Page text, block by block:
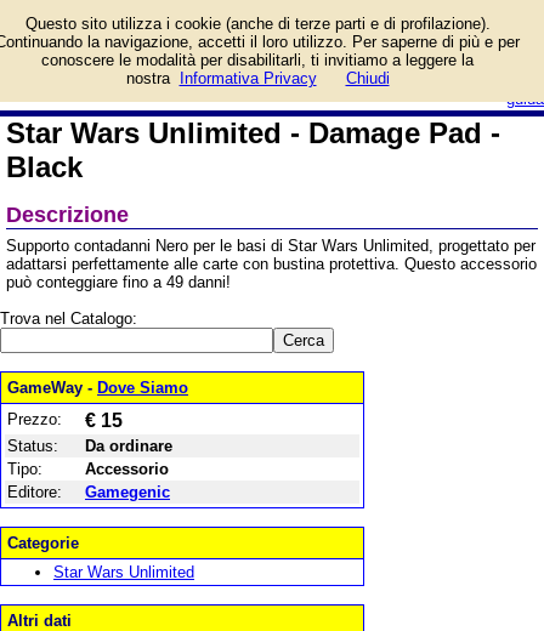
guida
Unlimited - Damage Pad -
Black e prezzo di vendita.
Prodotto da Gamegenic
Star Wars Unlimited - Damage Pad -
Black
Descrizione
Supporto contadanni Nero per le basi di Star Wars Unlimited, progettato per
adattarsi perfettamente alle carte con bustina protettiva. Questo accessorio
può conteggiare fino a 49 danni!
Trova nel Catalogo:
GameWay - Dove Siamo
Prezzo:
€ 15
Status:
Da ordinare
Tipo:
Accessorio
Editore:
Gamegenic
Categorie
Star Wars Unlimited
Altri dati
Questo sito utilizza i cookie (anche di terze parti e di profilazione).
la navigazione, accetti il loro utilizzo. Per saperne di più e per
conoscere le modalità per disabilitarli, ti invitiamo a leggere la
nostra
Informativa Privacy Chiudi